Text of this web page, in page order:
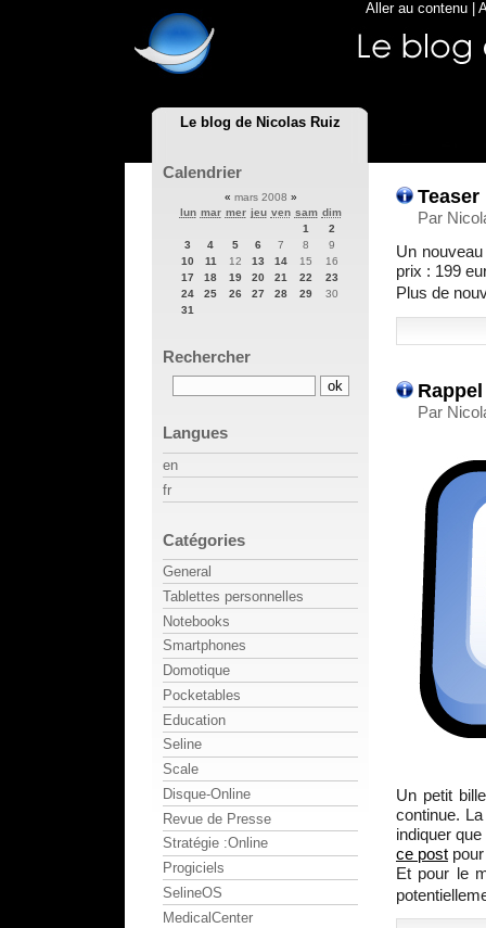
Le blog de Nicolas Ruiz
Aller au contenu
Par
Un
prix : 199
Plus de
Par
Un petit
continue.
indiquer
ce post
Et pour le
Calendrier
« mars 2008 »
lun mar mer jeu ven sam dim
1
2
3
4 5 6 7 8
9
10
11 12 13 14 15
16
17
18 19 20 21 22
23
24
25 26 27 28 29
30
31
Rechercher
Langues
en
fr
Catégories
General
Tablettes personnelles
Notebooks
Smartphones
Domotique
Pocketables
Education
Seline
Scale
Disque-Online
Revue de Presse
Stratégie :Online
Progiciels
SelineOS
MedicalCenter